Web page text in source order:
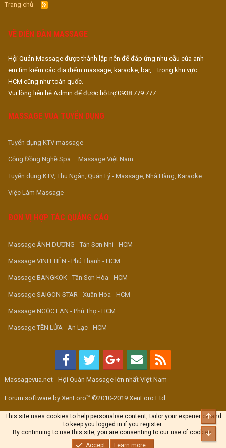
Trang chủ
R
S
VỀ DIỄN ĐÀN MASSAGE
Hội Quán Massage được thành lập nên để đáp ứng nhu cầu của anh
em tìm kiếm các địa điểm massage, karaoke, bar,... trong khu vực
HCM cũng như toàn quốc.
Vui lòng liên hệ Admin để được hỗ trợ 0938.779.777
MASSAGE VUA TUYỂN DỤNG
Tuyển dụng KTV massage
Cộng Đồng Nghề Spa – Massage Việt Nam
Tuyển dụng KTV, Thu Ngân, Quản Lý - Massage, Nhà Hàng, Karaoke
Việc Làm Massage
ĐƠN VỊ HỢP TÁC QUẢNG CÁO
Massage ÁNH DƯƠNG - Tân Sơn Nhì - HCM
Massage VINH TIÊN - Phú Thạnh - HCM
Massage BANGKOK - Tân Sơn Hòa - HCM
Massage SAIGON STAR - Xuân Hòa - HCM
Massage NGỌC LAN - Phú Thọ - HCM
Massage TÊN LỬA - An Lạc - HCM
Massagevua.net - Hội Quán Massage lớn nhất Việt Nam
Forum software by XenForo™ ©2010-2019 XenForo Ltd.
This site uses cookies to help personalise content, tailor your experience and
to keep you logged in if you register.
By continuing to use this site, you are consenting to our use of cookies.
Accept
Learn more...
Top